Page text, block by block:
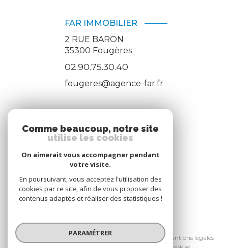
FAR IMMOBILIER
2 RUE BARON
35300 Fougères
02.90.75.30.40
fougeres@agence-far.fr
ADHÉRENTS
Nous adhérons
© 2026 | Tous droits réservés
Nos honoraires
Nos partenaires
Mentions légales
Comme beaucoup, notre site
utilise les cookies
On aimerait vous accompagner pendant
votre visite.
En poursuivant, vous acceptez l'utilisation des
cookies par ce site, afin de vous proposer des
contenus adaptés et réaliser des statistiques !
PARAMÉTRER